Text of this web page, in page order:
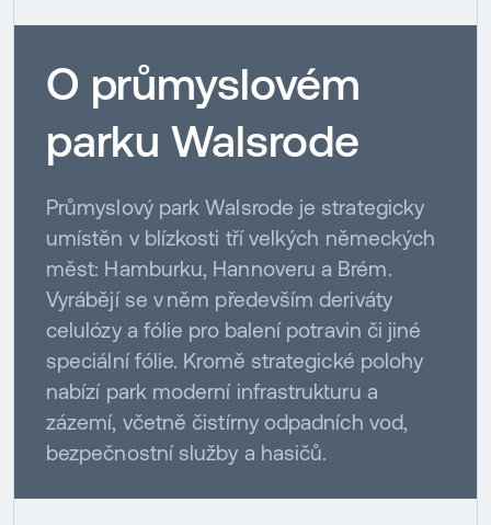
O průmyslovém
parku Walsrode
Průmyslový park Walsrode je strategicky
umístěn v blízkosti tří velkých německých
měst: Hamburku, Hannoveru a Brém.
Vyrábějí se v něm především deriváty
celulózy a fólie pro balení potravin či jiné
speciální fólie. Kromě strategické polohy
nabízí park moderní infrastrukturu a
zázemí, včetně čistírny odpadních vod,
bezpečnostní služby a hasičů.